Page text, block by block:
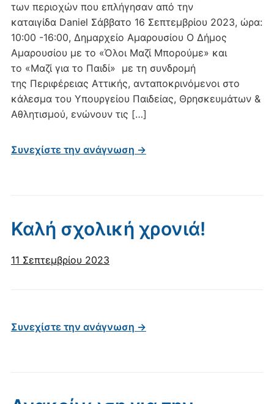
των περιοχών που επλήγησαν από την
καταιγίδα Daniel Σάββατο 16 Σεπτεμβρίου 2023, ώρα:
10:00 -16:00, Δημαρχείο Αμαρουσίου Ο Δήμος
Αμαρουσίου με το «Όλοι Μαζί Μπορούμε» και
το «Μαζί για το Παιδί» με τη συνδρομή
της Περιφέρειας Αττικής, ανταποκρινόμενοι στο
κάλεσμα του Υπουργείου Παιδείας, Θρησκευμάτων &
Αθλητισμού, ενώνουν τις […]
Συνεχίστε την ανάγνωση →
Καλή σχολική χρονιά!
11 Σεπτεμβρίου 2023
Συνεχίστε την ανάγνωση →